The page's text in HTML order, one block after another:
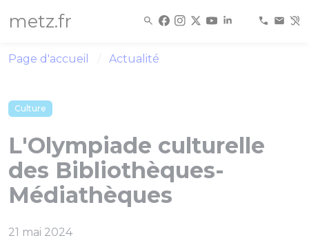
metz.fr
Page d'accueil Actualité
Culture
L'Olympiade culturelle
des Bibliothèques-
Médiathèques
21 mai 2024